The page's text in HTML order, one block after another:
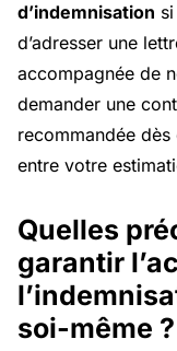
d’indemnisation
d’adresser une
accompagnée de
demander une
recommandée
entre votre
Quelles
garantir
soi-même ?